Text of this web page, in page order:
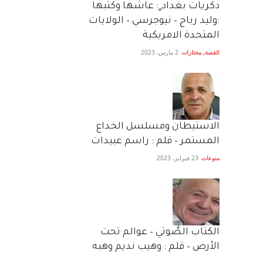
دكريات بغداد ٍ: عاشها وكتبها
:وليد رباح – نيوجرسي – الولايات
المتحدة الامريكية
القصة, مختارات 2 مارس، 2023
الاستيطان ومسلسل الخداع
المستمر – قلم : راسم عبيدات
منوعات 23 فبراير، 2023
الكتاب الصَّوتي – عوالم تحت
الأرض – قلم : وهيب نديم وهبه